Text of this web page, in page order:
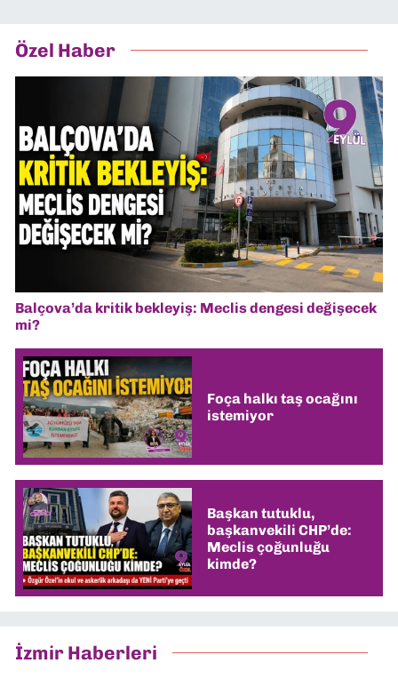
Özel Haber
Balçova’da kritik bekleyiş: Meclis dengesi değişecek
mi?
Foça halkı taş ocağını
istemiyor
Başkan tutuklu,
başkanvekili CHP’de:
Meclis çoğunluğu
kimde?
İzmir Haberleri